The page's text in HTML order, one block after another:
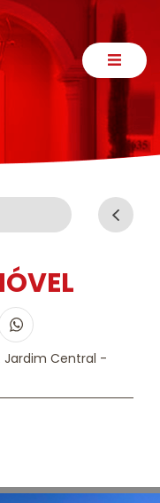
Jardim Central -